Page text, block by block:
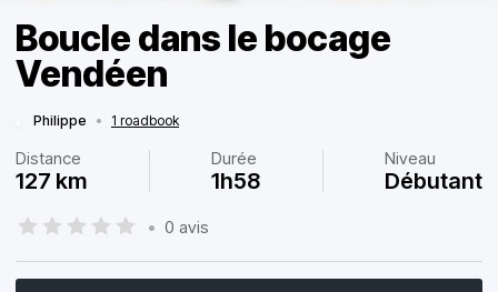
Boucle dans le bocage
Vendéen
Philippe • 1 roadbook
Distance
127 km
Durée
1h58
Niveau
Débutant
• 0 avis